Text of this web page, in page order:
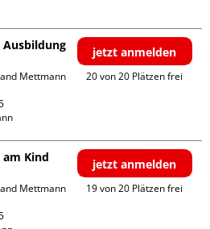
Ausbildung
Mettmann
jetzt anmelden
20 von 20 Plätzen frei
am Kind
Mettmann
jetzt anmelden
19 von 20 Plätzen frei